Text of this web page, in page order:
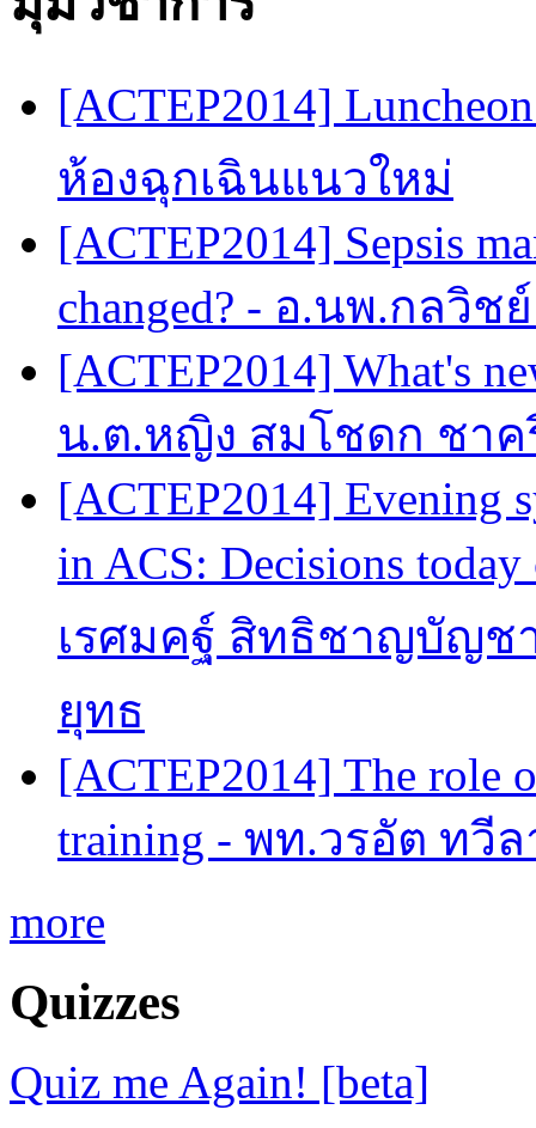
[ACTEP2014]
ห้องฉุกเฉินแนวใหม่
[ACTEP2014] Sepsis
changed? - อ.นพ.กลวิช
[ACTEP2014] What's
น.ต.หญิง สมโชดก ชาค
[ACTEP2014] Evening
in ACS: Decisions
เรศมคฐ์ สิทธิชาญบัญช
ยุทธ
[ACTEP2014] The role
training - พท.วรอัต ทวี
more
Quizzes
Quiz me Again! [beta]